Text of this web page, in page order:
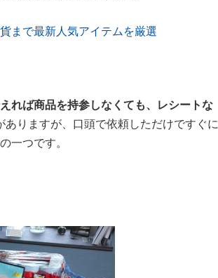
まで最新人気アイテムを厳選
れば商品を持参しなくても、レシートな
りますが、口頭で依頼しただけですぐに
一つです。